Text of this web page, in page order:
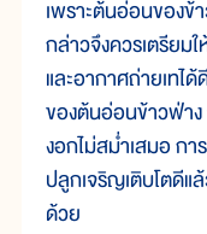
เพราะต้นอ่อนของข้
กล่าวจึงควรเตรียม
และอากาศถ่ายเทได้
ของต้นอ่อนข้าวฟ่าง
งอกไม่สม่ำเสมอ ก
ปลูกเจริญเติบโตดี
ด้วย